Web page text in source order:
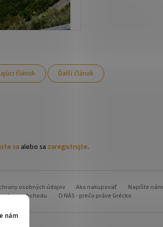
nám
článok Ďalší článok
sa alebo sa zaregistrujte.
osobných údajov Ako nakupovať Napíšte nám
obchodu O NÁS - prečo práve Grécko